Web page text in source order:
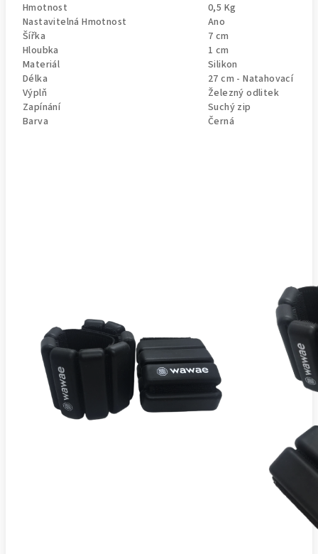
Hmotnost
0,5 Kg
Nastavitelná Hmotnost
Ano
Šířka
7 cm
Hloubka
1 cm
Materiál
Silikon
Délka
27 cm - Natahovací
Výplň
Železný odlitek
Zapínání
Suchý zip
Barva
Černá